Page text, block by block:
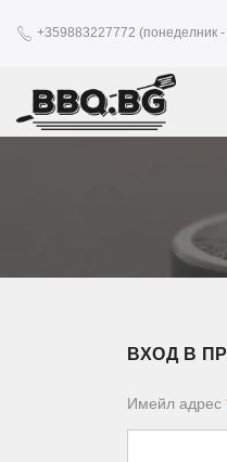
+359883227772 (понеделник
ВХОД В
Имейл адрес